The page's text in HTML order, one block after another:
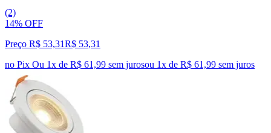
(2)
14% OFF
Preço R$ 53,31R$ 53,31
no Pix Ou 1x de R$ 61,99 sem jurosou 1x de R$ 61,99 sem juros